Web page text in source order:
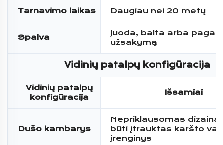
Tarnavimo laikas Daugiau nei 20 metų
Spalva
Juoda, balta arba pagal
užsakymą
Vidinių patalpų konfigūracija
Vidinių patalpų
konfigūracija
Išsamiai
Dušo kambarys
Nepriklausomas
būti įtrauktas karšto
įrenginys